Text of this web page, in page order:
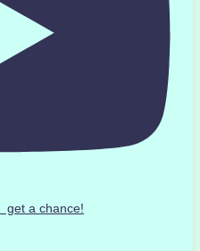
get a chance!